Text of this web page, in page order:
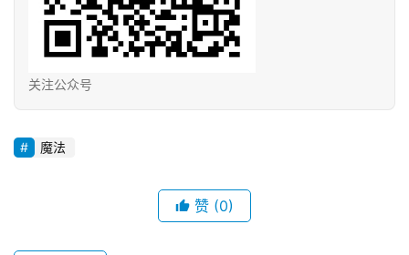
关注公众号
魔法
赞 (0)